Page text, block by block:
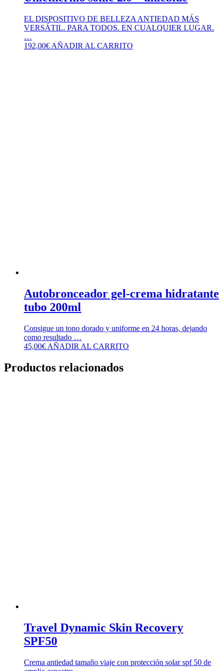
EL DISPOSITIVO DE BELLEZA ANTIEDAD MÁS
VERSÁTIL. PARA TODOS. EN CUALQUIER LUGAR.
…
192,00€ AÑADIR AL CARRITO
Autobronceador gel-crema hidratante
tubo 200ml
Consigue un tono dorado y uniforme en 24 horas, dejando
como resultado …
45,00€ AÑADIR AL CARRITO
Productos relacionados
Travel Dynamic Skin Recovery
SPF50
Crema antiedad tamaño viaje con protección solar spf 50 de